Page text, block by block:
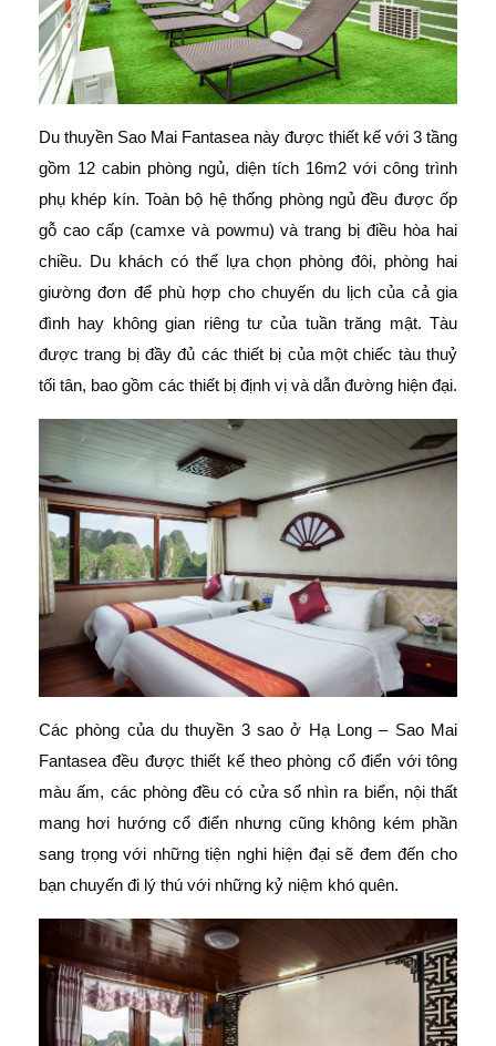
Du thuyền Sao Mai Fantasea này được thiết kế với 3 tầng
gồm 12 cabin phòng ngủ, diện tích 16m2 với công trình
phụ khép kín. Toàn bộ hệ thống phòng ngủ đều được ốp
gỗ cao cấp (camxe và powmu) và trang bị điều hòa hai
chiều. Du khách có thể lựa chọn phòng đôi, phòng hai
giường đơn để phù hợp cho chuyến du lịch của cả gia
đình hay không gian riêng tư của tuần trăng mật. Tàu
được trang bị đầy đủ các thiết bị của một chiếc tàu thuỷ
tối tân, bao gồm các thiết bị định vị và dẫn đường hiện đại.
Các phòng của du thuyền 3 sao ở Hạ Long – Sao Mai
Fantasea đều được thiết kế theo phòng cổ điển với tông
màu ấm, các phòng đều có cửa sổ nhìn ra biển, nội thất
mang hơi hướng cổ điển nhưng cũng không kém phần
sang trọng với những tiện nghi hiện đại sẽ đem đến cho
bạn chuyến đi lý thú với những kỷ niệm khó quên.